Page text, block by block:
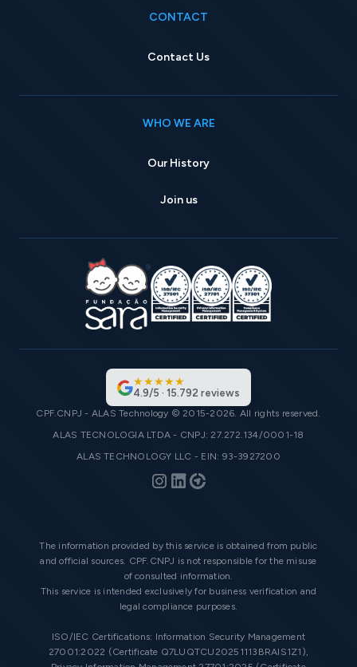
CONTACT
Contact Us
WHO WE ARE
Our History
Join us
★★★★★
4.9/5 · 15.792 reviews
CPF.CNPJ - ALAS Technology © 2015-2026. All rights reserved.
ALAS TECNOLOGIA LTDA - CNPJ: 27.272.134/0001-18
ALAS TECHNOLOGY LLC - EIN: 93-3927200
The information provided by this service is obtained from public
and official sources. CPF.CNPJ is not responsible for the misuse
of consulted information.
This service is intended exclusively for business verification and
legal compliance purposes.
ISO/IEC Certifications: Information Security Management
27001:2022 (Certificate Q7LUQTCU20251113BRAIS1Z1),